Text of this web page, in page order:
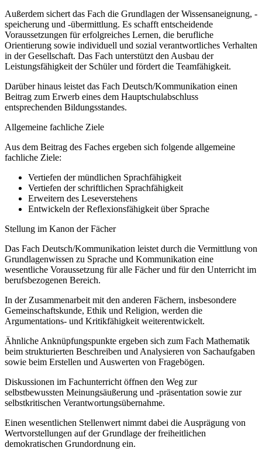
Außerdem sichert das Fach die Grundlagen der Wissensaneignung, -
speicherung und -übermittlung. Es schafft entscheidende
Voraussetzungen für erfolgreiches Lernen, die berufliche
Orientierung sowie individuell und sozial verantwortliches Verhalten
in der Gesellschaft. Das Fach unterstützt den Ausbau der
Leistungsfähigkeit der Schüler und fördert die Teamfähigkeit.
Darüber hinaus leistet das Fach Deutsch/Kommunikation einen
Beitrag zum Erwerb eines dem Hauptschulabschluss
entsprechenden Bildungsstandes.
Allgemeine fachliche Ziele
Aus dem Beitrag des Faches ergeben sich folgende allgemeine
fachliche Ziele:
Vertiefen der mündlichen Sprachfähigkeit
Vertiefen der schriftlichen Sprachfähigkeit
Erweitern des Leseverstehens
Entwickeln der Reflexionsfähigkeit über Sprache
Stellung im Kanon der Fächer
Das Fach Deutsch/Kommunikation leistet durch die Vermittlung von
Grundlagenwissen zu Sprache und Kommunikation eine
wesentliche Voraussetzung für alle Fächer und für den Unterricht im
berufsbezogenen Bereich.
In der Zusammenarbeit mit den anderen Fächern, insbesondere
Gemeinschaftskunde, Ethik und Religion, werden die
Argumentations- und Kritikfähigkeit weiterentwickelt.
Ähnliche Anknüpfungspunkte ergeben sich zum Fach Mathematik
beim strukturierten Beschreiben und Analysieren von Sachaufgaben
sowie beim Erstellen und Auswerten von Fragebögen.
Diskussionen im Fachunterricht öffnen den Weg zur
selbstbewussten Meinungsäußerung und -präsentation sowie zur
selbstkritischen Verantwortungsübernahme.
Einen wesentlichen Stellenwert nimmt dabei die Ausprägung von
Wertvorstellungen auf der Grundlage der freiheitlichen
demokratischen Grundordnung ein.